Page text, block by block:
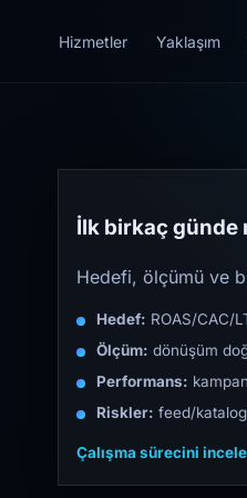
Hizmetler Yaklaşım
İlk birkaç
Hedefi, ölçümü ve
Hedef: ROAS/CAC/
Ölçüm: dönüşüm
Performans:
Riskler: feed/
Çalışma sürecini